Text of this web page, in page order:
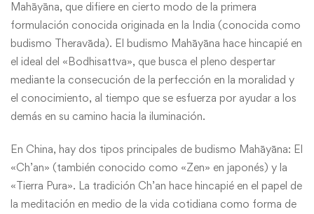
Mahāyāna, que difiere en cierto modo de la primera
formulación conocida originada en la India (conocida como
budismo Theravāda). El budismo Mahāyāna hace hincapié en
el ideal del «Bodhisattva», que busca el pleno despertar
mediante la consecución de la perfección en la moralidad y
el conocimiento, al tiempo que se esfuerza por ayudar a los
demás en su camino hacia la iluminación.
En China, hay dos tipos principales de budismo Mahāyāna: El
«Ch’an» (también conocido como «Zen» en japonés) y la
«Tierra Pura». La tradición Ch’an hace hincapié en el papel de
la meditación en medio de la vida cotidiana como forma de